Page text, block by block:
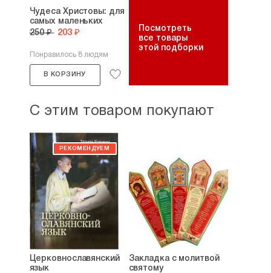
Чудеса Христовы: для
самых маленьких
250 ₽ 203 ₽
Понравилось 8 людям
В КОРЗИНУ
Посмотреть
все товары
этой подборки
С этим товаром покупают
Церковнославянский
язык
Закладка с молитвой
святому